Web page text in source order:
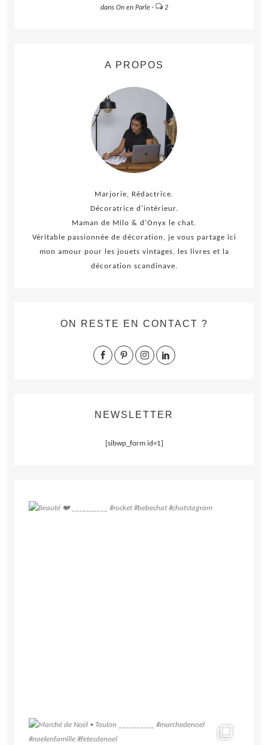
dans On en Parle· 2
A PROPOS
Marjorie, Rédactrice.
Décoratrice d'intérieur.
Maman de Milo & d'Onyx le chat.
Véritable passionnée de décoration, je vous partage ici
mon amour pour les jouets vintages, les livres et la
décoration scandinave.
ON RESTE EN CONTACT ?
NEWSLETTER
[sibwp_form id=1]